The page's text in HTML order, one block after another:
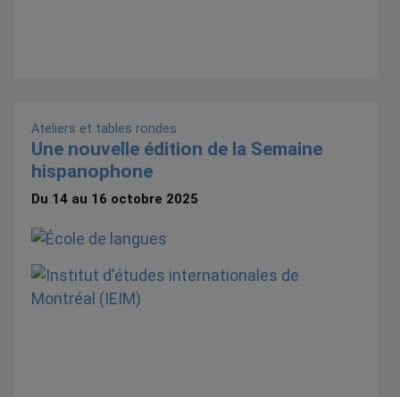
Ateliers et tables rondes
Une nouvelle édition de la Semaine
hispanophone
Du 14 au 16 octobre 2025